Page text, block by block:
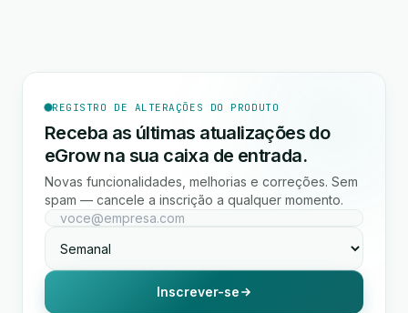
REGISTRO DE ALTERAÇÕES DO PRODUTO
Receba as últimas atualizações do
eGrow na sua caixa de entrada.
Novas funcionalidades, melhorias e correções. Sem
spam — cancele a inscrição a qualquer momento.
Inscrever-se